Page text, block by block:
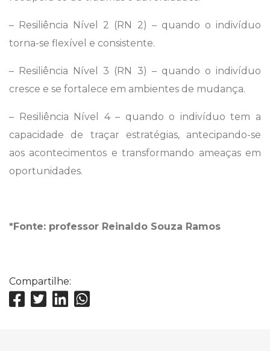
– Resiliência Nível 2 (RN 2) – quando o indivíduo
torna-se flexível e consistente.
– Resiliência Nível 3 (RN 3) – quando o indivíduo
cresce e se fortalece em ambientes de mudança.
– Resiliência Nível 4 – quando o indivíduo tem a
capacidade de traçar estratégias, antecipando-se
aos acontecimentos e transformando ameaças em
oportunidades.
*Fonte: professor Reinaldo Souza Ramos
Compartilhe: